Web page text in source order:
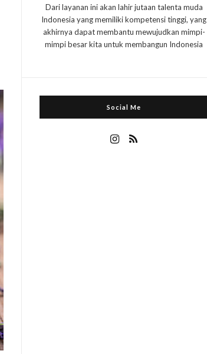
Dari layanan ini akan lahir jutaan talenta muda
Indonesia yang memiliki kompetensi tinggi, yang
akhirnya dapat membantu mewujudkan mimpi-
mimpi besar kita untuk membangun Indonesia
Social Me